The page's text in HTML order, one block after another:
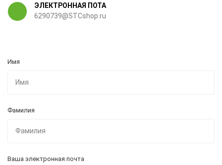
ЭЛЕКТРОННАЯ ПОТА
6290739@STCshop.ru
Имя
Фамилия
Ваша электронная почта